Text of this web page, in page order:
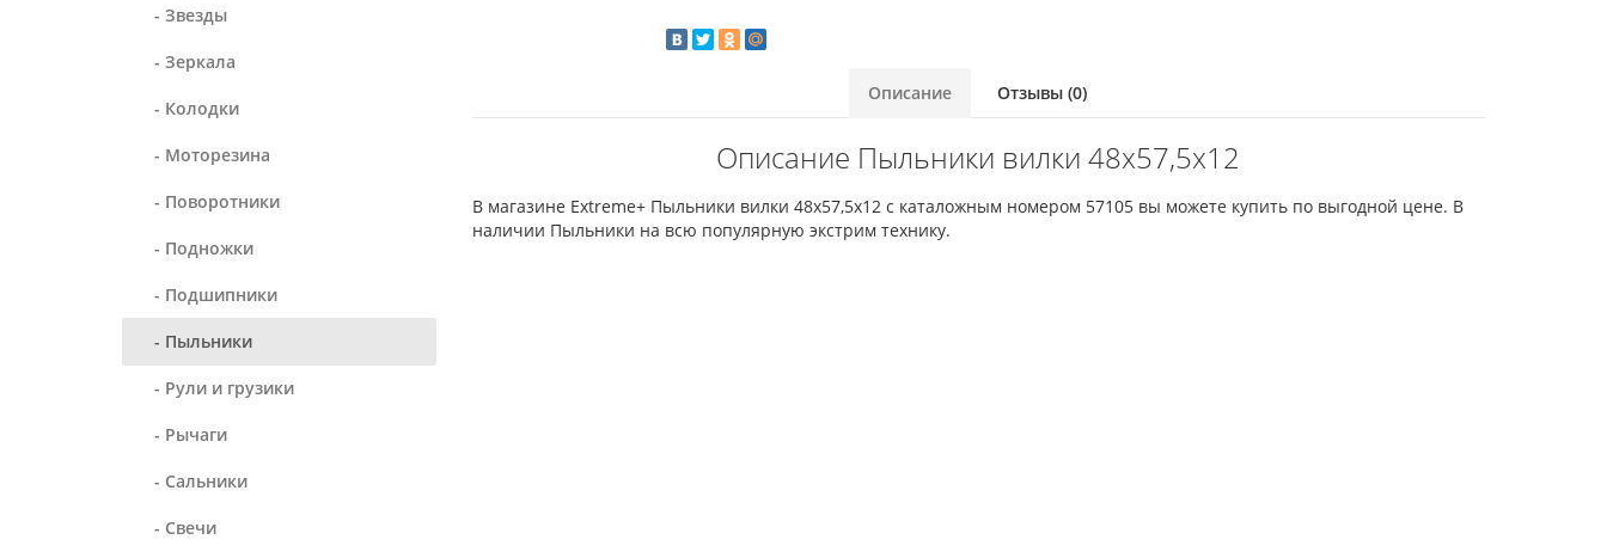
- Звезды
- Зеркала
- Колодки
- Моторезина
- Поворотники
- Подножки
- Подшипники
- Пыльники
- Рули и грузики
- Рычаги
- Сальники
- Свечи
Описание Отзывы (0)
Описание Пыльники вилки 48x57,5x12
В магазине Extreme+ Пыльники вилки 48x57,5x12 с каталожным номером 57105 вы можете купить по выгодной цене. В
наличии Пыльники на всю популярную экстрим технику.